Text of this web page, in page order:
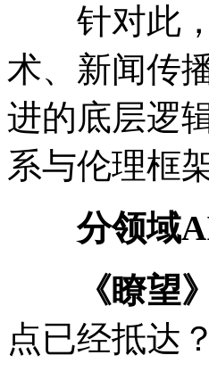
针对此，
术、新闻传
进的底层逻
系与伦理框
分领域AI
《瞭望》
点已经抵达？